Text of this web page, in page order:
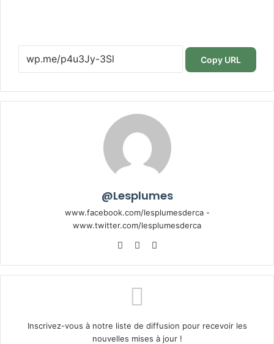
Copy URL
@Lesplumes
www.facebook.com/lesplumesderca -
www.twitter.com/lesplumesderca
WebsiteFacebook
Inscrivez-vous à notre liste de diffusion pour recevoir les
nouvelles mises à jour !